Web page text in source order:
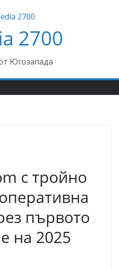
2700
Югозапада
с тройно
първото
на 2025